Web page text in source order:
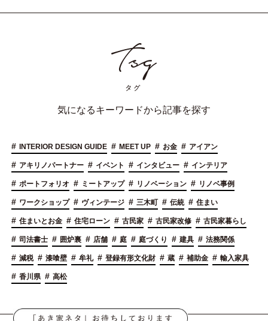
気になるキーワードから記事を探す
# INTERIOR DESIGN GUIDE # MEET UP # お金 # アイアン
# アキリノパートナー # イベント # インタビュー # インテリア
# ポートフォリオ # ミートアップ # リノベーション # リノベ事例
# ワークショップ # ヴィンテージ # 三木町 # 伝統 # 住まい
# 住まいとお金 # 住宅ローン # 古民家 # 古民家改修 # 古民家暮らし
# 司法書士 # 囲炉裏 # 店舗 # 庭 # 庭づくり # 建具 # 法務関係
# 減税 # 漆喰壁 # 牟礼 # 登録有形文化財 # 蔵 # 補助金 # 輸入家具
# 香川県 # 高松